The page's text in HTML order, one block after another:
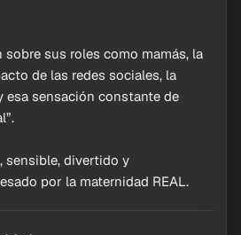
sus roles como mamás, la
de las redes sociales, la
esa sensación constante de
sensible, divertido y
por la maternidad REAL.